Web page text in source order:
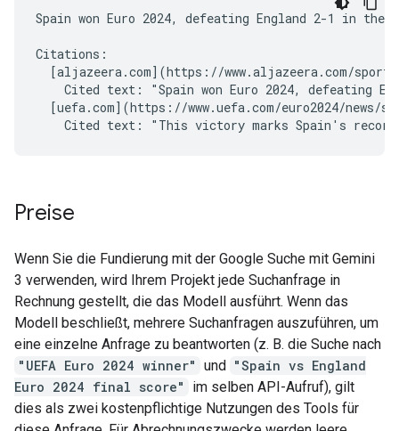
Spain won Euro 2024, defeating England 2-1 in
Citations:
[aljazeera.com](https://www.aljazeera.com/
Cited text: "Spain won Euro 2024, defeating
[uefa.com](https://www.uefa.com/euro2024/news/
Preise
Wenn Sie die Fundierung mit der Google Suche mit Gemini
3 verwenden, wird Ihrem Projekt jede Suchanfrage in
Rechnung gestellt, die das Modell ausführt. Wenn das
Modell beschließt, mehrere Suchanfragen auszuführen, um
eine einzelne Anfrage zu beantworten (z. B. die Suche nach
"UEFA Euro 2024 winner" und "Spain vs England
Euro 2024 final score"
im selben API-Aufruf), gilt
dies als zwei kostenpflichtige Nutzungen des Tools für